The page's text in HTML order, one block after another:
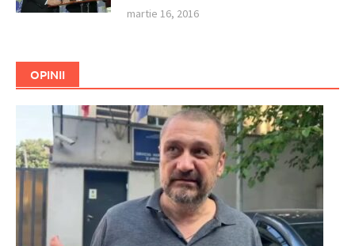
martie 16, 2016
OPINII